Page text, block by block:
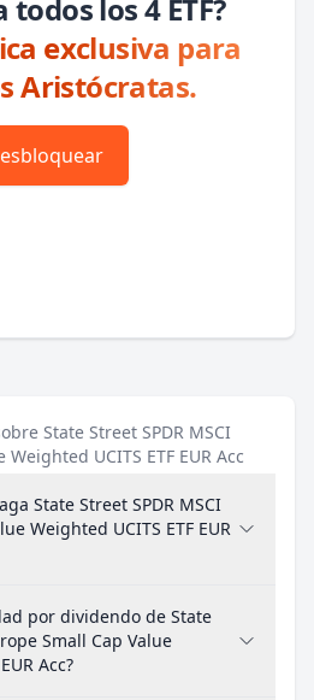
todos los 4 ETF?
exclusiva para
Aristócratas.
State Street SPDR MSCI
UCITS ETF EUR Acc
State Street SPDR MSCI
Weighted UCITS ETF EUR
por dividendo de State
Small Cap Value
Acc?